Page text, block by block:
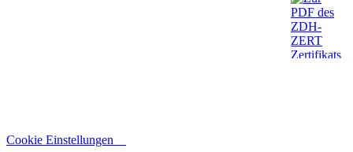
Cookie Einstellungen